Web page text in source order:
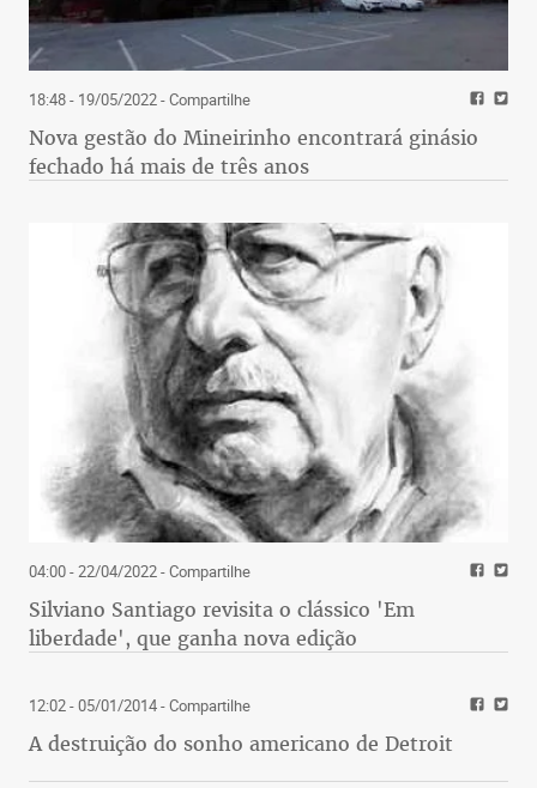
18:48 - 19/05/2022- Compartilhe
Nova gestão do Mineirinho encontrará ginásio
fechado há mais de três anos
04:00 - 22/04/2022- Compartilhe
Silviano Santiago revisita o clássico 'Em
liberdade', que ganha nova edição
12:02 - 05/01/2014- Compartilhe
A destruição do sonho americano de Detroit